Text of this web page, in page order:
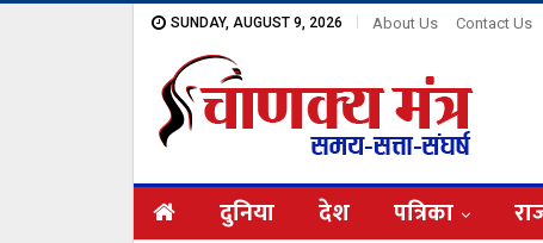
SUNDAY, AUGUST 9, 2026 About Us Contact Us
दुनिया देश पत्रिका